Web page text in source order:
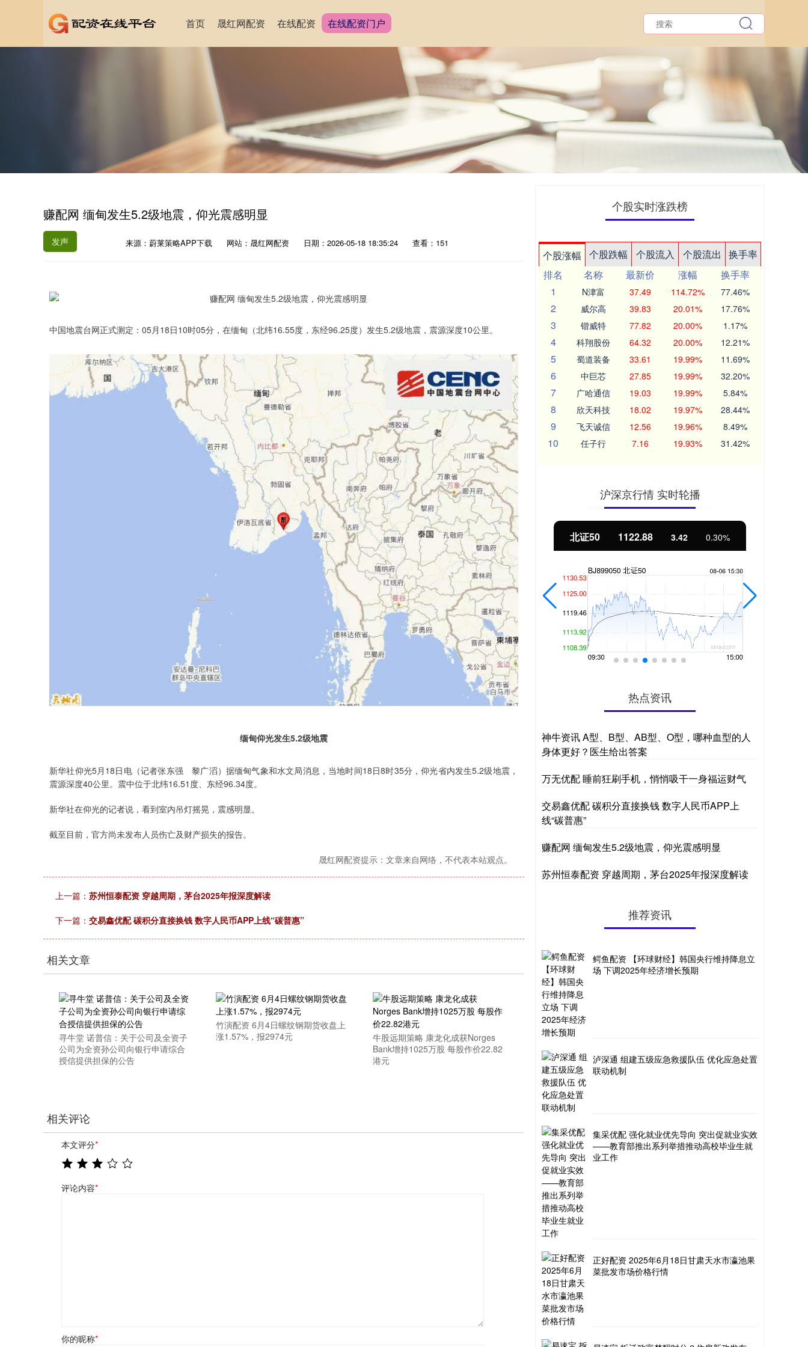
首页 晟红网配资 在线配资 在线配资门户
赚配网 缅甸发生5.2级地震，仰光震感明显
发声 来源：蔚莱策略APP下载 网站：晟红网配资 日期：2026-05-18 18:35:24 查看：151
中国地震台网正式测定：05月18日10时05分，在缅甸（北纬16.55度，东经96.25度）发生5.2级地震，震源深度10公里。
缅甸仰光发生5.2级地震
新华社仰光5月18日电（记者张东强 黎广滔）据缅甸气象和水文局消息，当地时间18日8时35分，仰光省内发生5.2级地震，
震源深度40公里。震中位于北纬16.51度、东经96.34度。
新华社在仰光的记者说，看到室内吊灯摇晃，震感明显。
截至目前，官方尚未发布人员伤亡及财产损失的报告。
晟红网配资提示：文章来自网络，不代表本站观点。
上一篇： 苏州恒泰配资 穿越周期，茅台2025年报深度解读
下一篇： 交易鑫优配 碳积分直接换钱 数字人民币APP上线“碳普惠”
相关文章
寻牛堂 诺普信：关于公司及全资子
公司为全资孙公司向银行申请综合
授信提供担保的公告
竹演配资 6月4日螺纹钢期货收盘上
涨1.57%，报2974元
牛股远期策略 康龙化成获Norges
Bank增持1025万股 每股作价22.82
港元
相关评论
本文评分*
评论内容*
你的昵称*
个股实时涨跌榜
个股涨幅 个股跌幅 个股流入 个股流出
换手率
排名
名称 最新价 涨幅
换手率
1
N津富 37.49 114.72% 77.46%
2 威尔高 39.83 20.01% 17.76%
3 锴威特 77.82 20.00% 1.17%
4 科翔股份 64.32 20.00% 12.21%
5 蜀道装备 33.61 19.99% 11.69%
6 中巨芯 27.85 19.99% 32.20%
7 广哈通信 19.03 19.99% 5.84%
8 欣天科技 18.02 19.97% 28.44%
9 飞天诚信 12.56 19.96% 8.49%
10 任子行 7.16 19.93% 31.42%
沪深京行情 实时轮播
-34.08 -0.24% 沪深300 4651.31 -6.85 -0.15% 北证50 1122.88 3.42 0.30%
热点资讯
神牛资讯 A型、B型、AB型、O型，哪种血型的人
身体更好？医生给出答案
万无优配 睡前狂刷手机，悄悄吸干一身福运财气
交易鑫优配 碳积分直接换钱 数字人民币APP上
线“碳普惠”
赚配网 缅甸发生5.2级地震，仰光震感明显
苏州恒泰配资 穿越周期，茅台2025年报深度解读
推荐资讯
鳄鱼配资 【环球财经】韩国央行维持降息立
场 下调2025年经济增长预期
泸深通 组建五级应急救援队伍 优化应急处置
联动机制
集采优配 强化就业优先导向 突出促就业实效
——教育部推出系列举措推动高校毕业生就
业工作
正好配资 2025年6月18日甘肃天水市瀛池果
菜批发市场价格行情